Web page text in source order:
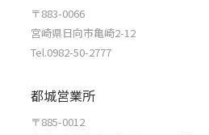
〒883-0066
宮崎県日向市亀崎2-12
Tel.0982-50-2777
都城営業所
〒885-0012